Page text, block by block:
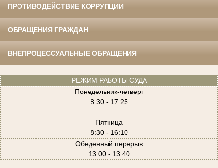
ПРОТИВОДЕЙСТВИЕ КОРРУПЦИИ
ОБРАЩЕНИЯ ГРАЖДАН
ВНЕПРОЦЕССУАЛЬНЫЕ ОБРАЩЕНИЯ
РЕЖИМ РАБОТЫ СУДА
Понедельник-четверг
8:30 - 17:25
Пятница
8:30 - 16:10
Обеденный перерыв
13:00 - 13:40